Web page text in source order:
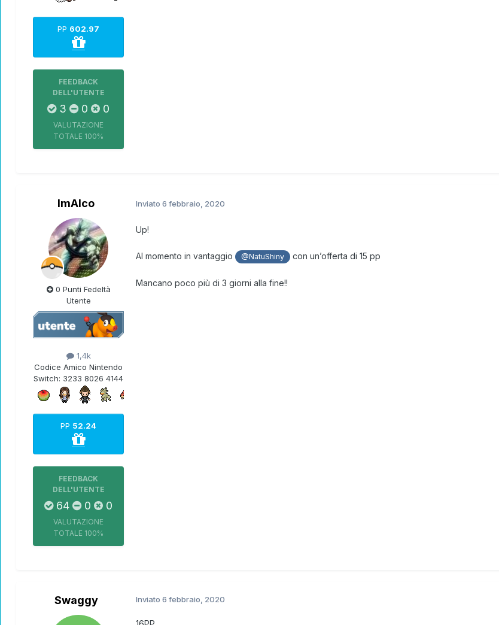
PP 602.97
FEEDBACK
DELL'UTENTE
3 0 0
VALUTAZIONE
TOTALE 100%
ImAlco
0 Punti Fedeltà
Utente
1,4k
Codice Amico Nintendo
Switch: 3233 8026 4144
PP 52.24
FEEDBACK
DELL'UTENTE
64 0 0
VALUTAZIONE
TOTALE 100%
Inviato 6 febbraio, 2020
Up!
Al momento in vantaggio @NatuShiny con un’offerta di 15 pp
Mancano poco più di 3 giorni alla fine!!
Swaggy Inviato 6 febbraio, 2020